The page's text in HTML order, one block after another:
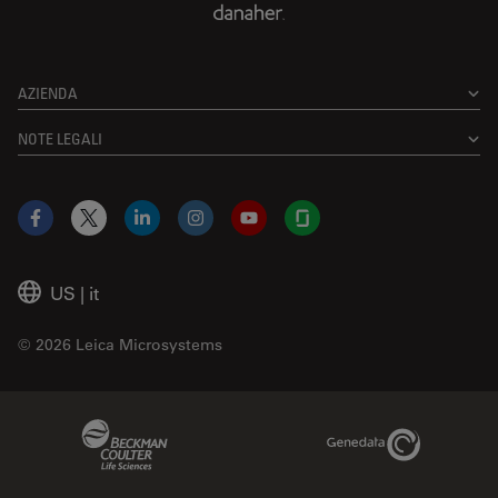
AZIENDA
NOTE LEGALI
US | it
© 2026 Leica Microsystems
Facebook
X LinkedInInstagramYouTubeGlassdoor
Genedata Link